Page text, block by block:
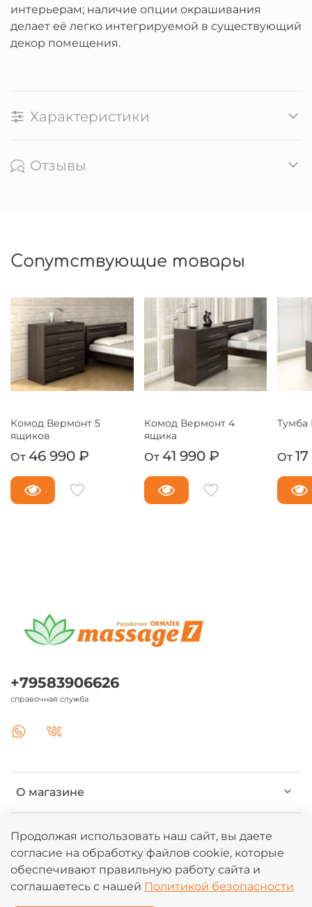
интерьерам; наличие опции окрашивания
делает её легко интегрируемой в существующий
декор помещения.
Характеристики
Отзывы
Сопутствующие товары
Комод Вермонт 5
ящиков
От 46 990 ₽
Комод Вермонт 4
ящика
От 41 990 ₽
Тумба
От
О магазине
Клиентам
Информация
+79583906626
справочная служба
Продолжая использовать наш сайт, вы даете
согласие на обработку файлов cookie, которые
обеспечивают правильную работу сайта и
соглашаетесь с нашей Политикой безопасности